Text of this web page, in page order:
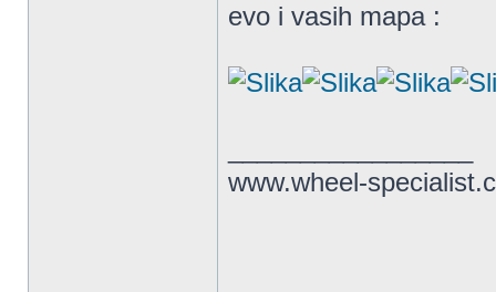
evo i vasih mapa :
www.wheel-